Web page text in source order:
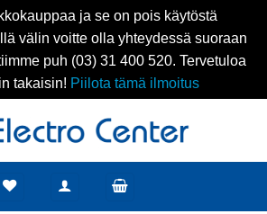
ja se on pois käytöstä
välin voitte olla yhteydessä suoraan
puh (03) 31 400 520. Tervetuloa
takaisin! Piilota tämä ilmoitus